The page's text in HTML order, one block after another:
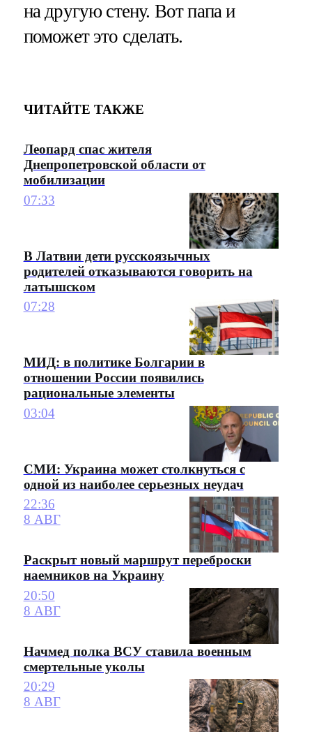
на другую стену. Вот папа и
поможет это сделать.
ЧИТАЙТЕ ТАКЖЕ
Леопард спас жителя
Днепропетровской области от
мобилизации
07:33
В Латвии дети русскоязычных
родителей отказываются говорить на
латышском
07:28
МИД: в политике Болгарии в
отношении России появились
рациональные элементы
03:04
СМИ: Украина может столкнуться с
одной из наиболее серьезных неудач
22:36
8 АВГ
Раскрыт новый маршрут переброски
наемников на Украину
20:50
8 АВГ
Начмед полка ВСУ ставила военным
смертельные уколы
20:29
8 АВГ